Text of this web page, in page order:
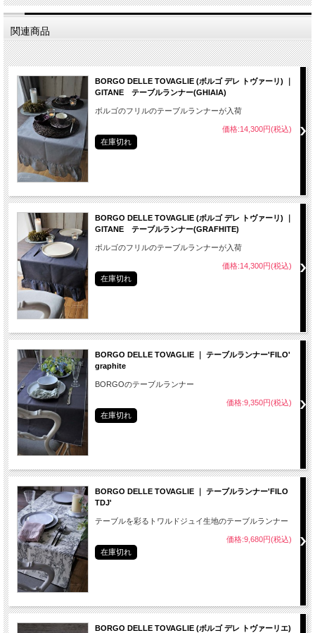
関連商品
BORGO DELLE TOVAGLIE (ボルゴ デレ トヴァーリ) ｜
GITANE テーブルランナー(GHIAIA)
ボルゴのフリルのテーブルランナーが入荷
価格:14,300円(税込)
在庫切れ
BORGO DELLE TOVAGLIE (ボルゴ デレ トヴァーリ) ｜
GITANE テーブルランナー(GRAFHITE)
ボルゴのフリルのテーブルランナーが入荷
価格:14,300円(税込)
在庫切れ
BORGO DELLE TOVAGLIE ｜ テーブルランナー'FILO'
graphite
BORGOのテーブルランナー
価格:9,350円(税込)
在庫切れ
BORGO DELLE TOVAGLIE ｜ テーブルランナー'FILO
TDJ'
テーブルを彩るトワルドジュイ生地のテーブルランナー
価格:9,680円(税込)
在庫切れ
BORGO DELLE TOVAGLIE (ボルゴ デレ トヴァーリエ)